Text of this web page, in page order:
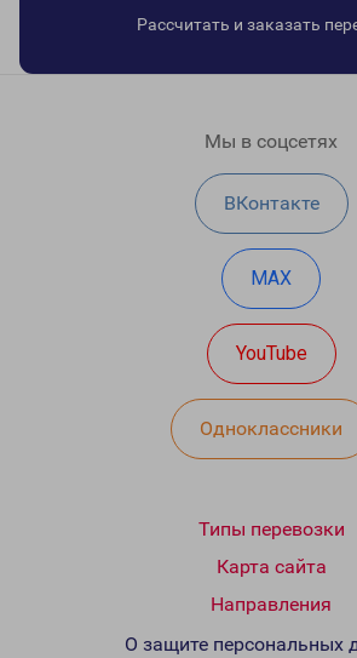
Рассчитать и заказать
Мы в соцсетях
ВКонтакте
MAX
YouTube
Одноклассники
Типы перевозки
Карта сайта
Направления
О защите персональных